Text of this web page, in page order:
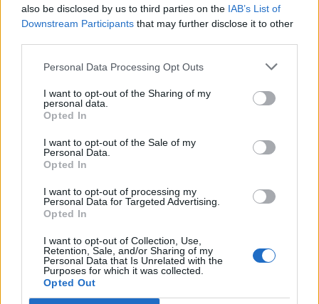
also be disclosed by us to third parties on the IAB’s List of
Downstream Participants that may further disclose it to other
Personal Data Processing Opt Outs
I want to opt-out of the Sharing of my
personal data.
Opted In
I want to opt-out of the Sale of my
Personal Data.
Opted In
I want to opt-out of processing my
Personal Data for Targeted Advertising.
Opted In
I want to opt-out of Collection, Use,
Retention, Sale, and/or Sharing of my
Personal Data that Is Unrelated with the
Purposes for which it was collected.
Opted Out
Il materiale (testo, foto e video) consultabile in questo portale è di nostra proprietà.
Alcune foto (screenshot) ed articoli presenti su "Milan Magazine" sono in parte giunti da
internet, in quanto arrivati alla nostra attenzione attraverso regolari comunicati stampa
con immagini e testi allegati ed autorizzati alla pubblicazione, e quindi valutati di